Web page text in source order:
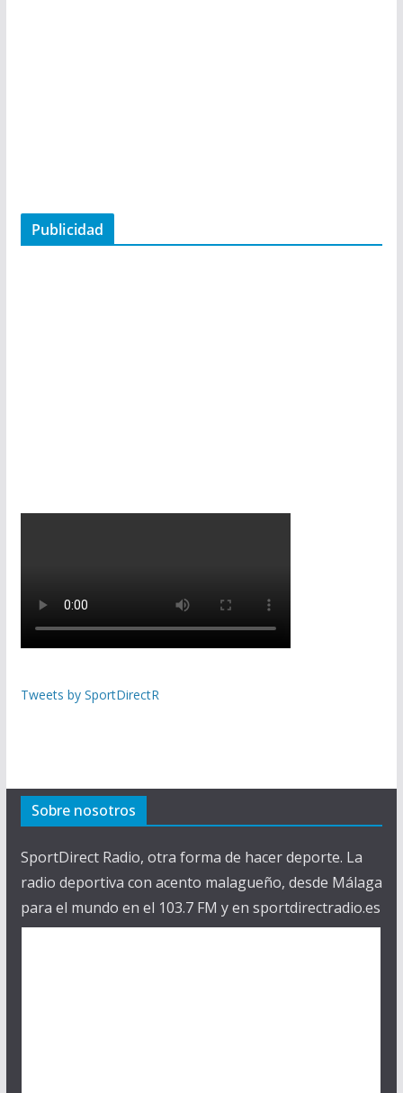
Publicidad
Tweets by SportDirectR
Sobre nosotros
SportDirect Radio, otra forma de hacer deporte. La
radio deportiva con acento malagueño, desde Málaga
para el mundo en el 103.7 FM y en sportdirectradio.es